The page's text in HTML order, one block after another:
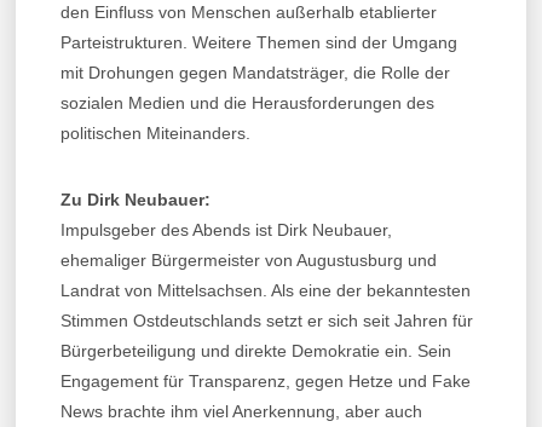
den Einfluss von Menschen außerhalb etablierter
Parteistrukturen. Weitere Themen sind der Umgang
mit Drohungen gegen Mandatsträger, die Rolle der
sozialen Medien und die Herausforderungen des
politischen Miteinanders.
Zu Dirk Neubauer:
Impulsgeber des Abends ist Dirk Neubauer,
ehemaliger Bürgermeister von Augustusburg und
Landrat von Mittelsachsen. Als eine der bekanntesten
Stimmen Ostdeutschlands setzt er sich seit Jahren für
Bürgerbeteiligung und direkte Demokratie ein. Sein
Engagement für Transparenz, gegen Hetze und Fake
News brachte ihm viel Anerkennung, aber auch